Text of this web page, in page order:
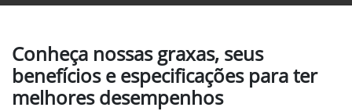
Conheça nossas graxas, seus
benefícios e especificações para ter
melhores desempenhos